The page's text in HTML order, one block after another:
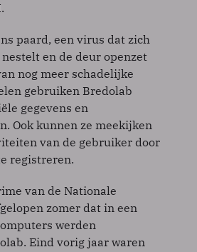
paard, een virus dat zich
en de deur openzet
nog meer schadelijke
gebruiken Bredolab
gegevens en
Ook kunnen ze meekijken
van de gebruiker door
registreren.
van de Nationale
zomer dat in een
werden
Eind vorig jaar waren